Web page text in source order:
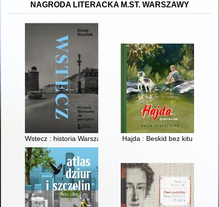
NAGRODA LITERACKA M.ST. WARSZAWY
Wstecz : historia Warszawy do początkuHajda : Beskid bez kitu